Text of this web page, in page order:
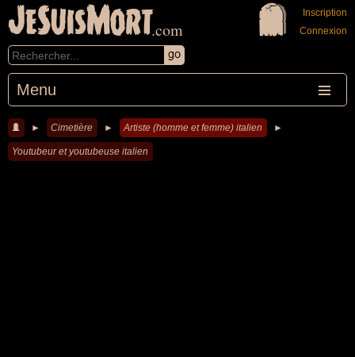
JeSuisMort.com
Menu
Inscription
Connexion
► Cimetière ► Artiste (homme et femme) italien ►
Youtubeur et youtubeuse italien